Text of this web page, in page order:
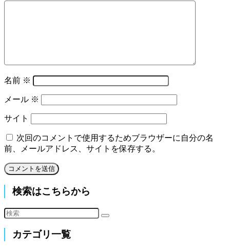
名前 ※
メール ※
サイト
次回のコメントで使用するためブラウザーに自分の名
前、メールアドレス、サイトを保存する。
検索はこちらから
カテゴリ一覧